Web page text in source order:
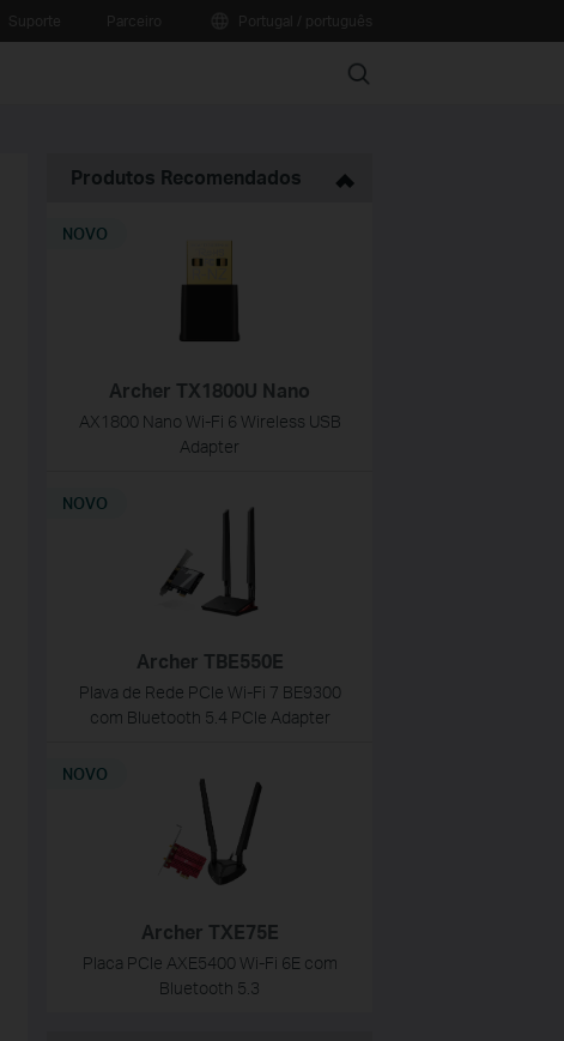
Search
Produtos Recomendados
Archer TX1800U Nano
AX1800 Nano Wi-Fi 6 Wireless USB
Adapter
NOVO
Archer TBE550E
Plava de Rede PCIe Wi-Fi 7 BE9300
com Bluetooth 5.4 PCIe Adapter
NOVO
Archer TXE75E
Placa PCIe AXE5400 Wi-Fi 6E com
Bluetooth 5.3
NOVO